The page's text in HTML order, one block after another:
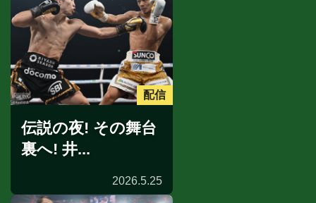
配信
伝説の夜! その舞台
裏へ! 井...
2026.5.25